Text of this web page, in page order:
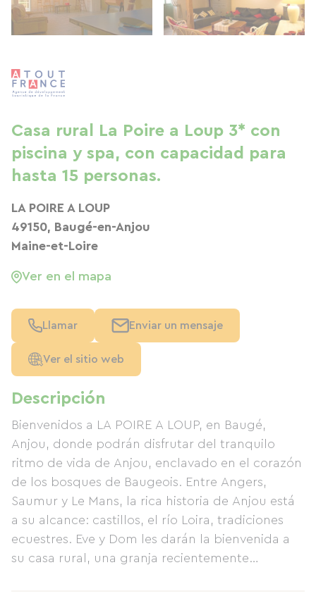
Descripción
Bienvenidos a LA POIRE A LOUP, en Baugé,
Anjou, donde podrán disfrutar del tranquilo
ritmo de vida de Anjou, enclavado en el corazón
de los bosques de Baugeois. Entre Angers,
Saumur y Le Mans, la rica historia de Anjou está
a su alcance: castillos, el río Loira, tradiciones
ecuestres. Eve y Dom les darán la bienvenida a
su casa rural, una granja recientemente
Casa rural La Poire a Loup 3* con
piscina y spa, con capacidad para
hasta 15 personas.
LA POIRE A LOUP
49150, Baugé-en-Anjou
Maine-et-Loire
Ver en el mapa
Llamar Enviar un mensaje
Ver el sitio web